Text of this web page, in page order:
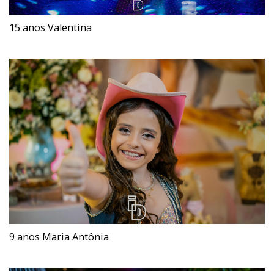
15 anos Valentina
9 anos Maria Antônia